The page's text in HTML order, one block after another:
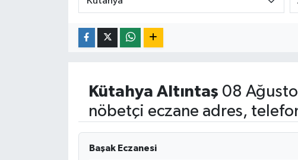
Kütahya Altıntaş 08
nöbetçi eczane adres,
Başak Eczanesi